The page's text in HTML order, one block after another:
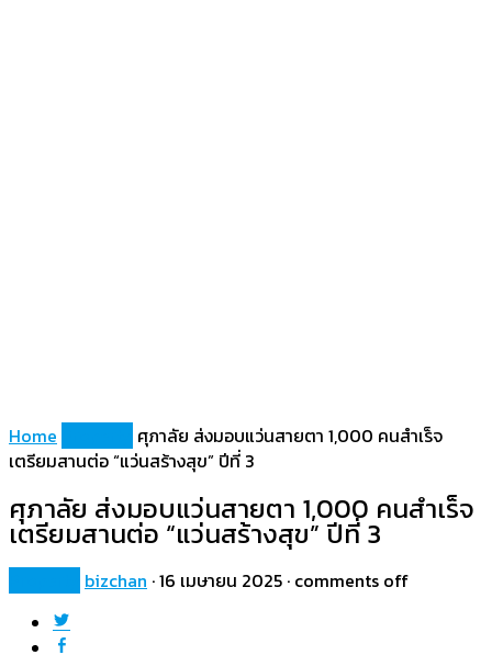
Home
ศุภาลัย ส่งมอบแว่นสายตา 1,000 คนสำเร็จ
เตรียมสานต่อ “แว่นสร้างสุข” ปีที่ 3
ศุภาลัย ส่งมอบแว่นสายตา 1,000 คนสำเร็จ
เตรียมสานต่อ “แว่นสร้างสุข” ปีที่ 3
bizchan ·16 เมษายน 2025 · comments off